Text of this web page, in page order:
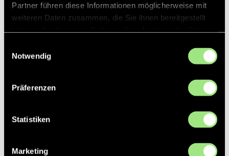
Partner führen diese Informationen möglicherweise mit
weiteren Daten zusammen, die Sie ihnen bereitgestellt
Notwendig
Präferenzen
Statistiken
Marketing